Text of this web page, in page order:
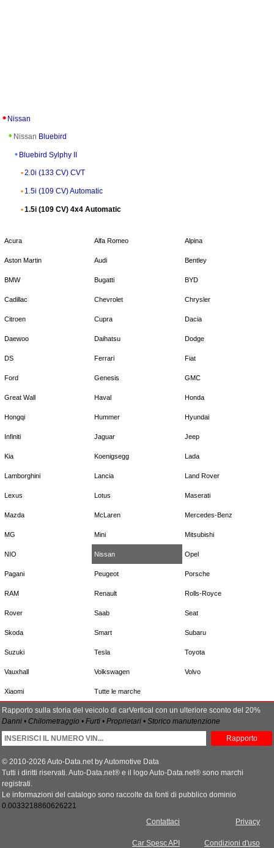
Nissan
Nissan Bluebird
Bluebird Sylphy II
2.0i (133 CV) CVT
1.5i (109 CV) Automatic
1.5i (109 CV) 4x4 Automatic
Acura Alfa Romeo Alpina
Aston Martin Audi Bentley
BMW Bugatti BYD
Cadillac Chevrolet Chrysler
Citroen Cupra Dacia
Daewoo Daihatsu Dodge
DS Ferrari Fiat
Ford Genesis GMC
Great Wall Haval Honda
Hongqi Hummer Hyundai
Infiniti Jaguar Jeep
Kia Koenigsegg Lada
Lamborghini Lancia Land Rover
Lexus Lotus Maserati
Mazda McLaren Mercedes-Benz
MG Mini Mitsubishi
NIO Nissan Opel
Pagani Peugeot Porsche
RAM Renault Rolls-Royce
Rover Saab Seat
Skoda Smart Subaru
Suzuki Tesla Toyota
Vauxhall Volkswagen Volvo
Xiaomi Tutte le marche
Rapporto sulla storia del veicolo di carVertical con un ulteriore sconto del 20%
Danni • Chilometraggio • Furti • Proprietari • Storico manutenzione
Rapporto
© 2010-2026 Auto-Data.net by Automotive Data
Tutti i diritti riservati. Auto-Data.net® e il logo Auto-Data.net® sono marchi
registrati.
Le informazioni del catalogo sono raccolte da fonti di pubblico dominio
0.0033218860626221
Privacy
Condizioni d'uso
Contattaci
Car Spesc API